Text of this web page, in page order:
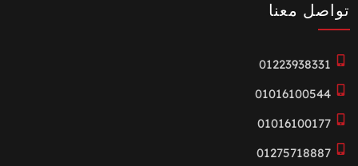
تواصل معنا
01223938331
01016100544
01016100177
01275718887